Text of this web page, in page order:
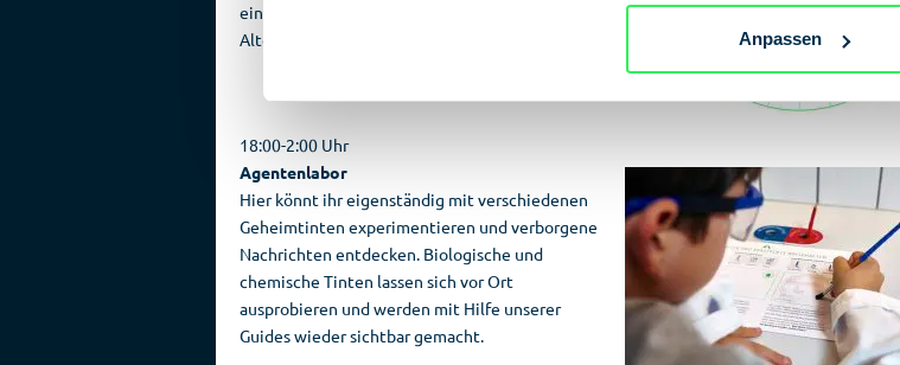
Anpassen
einige Techniken selbst ausprobieren!
Altersstufe: 7-11, Dauer etwa 20 Minuten
18:00-2:00 Uhr
Agentenlabor
Hier könnt ihr eigenständig mit verschiedenen
Geheimtinten experimentieren und verborgene
Nachrichten entdecken. Biologische und
chemische Tinten lassen sich vor Ort
ausprobieren und werden mit Hilfe unserer
Guides wieder sichtbar gemacht.